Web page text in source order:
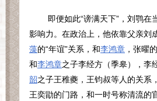
即便如此“谤满天下”，刘鹗在
影响力。在政治上，他依靠父亲刘
藻的“年谊”关系，和李鸿章 ，张曜
和李鸿章之子李经方（季皋），李
韶之子王稚夔，王钧叔等人的关系
王奕勖的门路，和一时号称清流的